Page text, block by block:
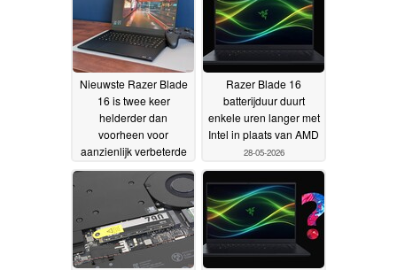
Nieuwste Razer Blade
16 is twee keer
helderder dan
voorheen voor
aanzienlijk verbeterde
HDR-ondersteuning28-
05-2026
Razer Blade 16
batterijduur duurt
enkele uren langer met
Intel in plaats van AMD
28-05-2026